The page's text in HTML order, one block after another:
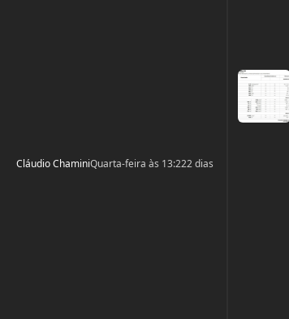
Cláudio ChaminiQuarta-feira às 13:222 dias